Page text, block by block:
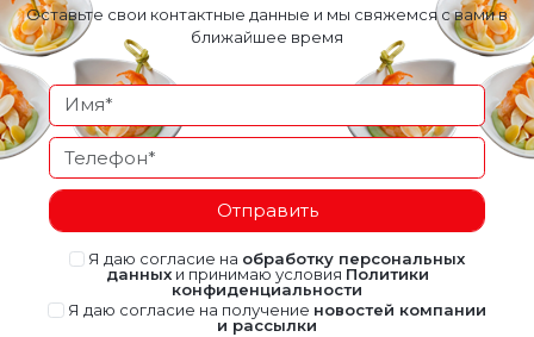
Оставьте свои контактные данные и мы свяжемся с вами в
ближайшее время
Отправить
Я даю согласие на обработку персональных
данныхи принимаю условия Политики
конфиденциальности
Я даю согласие на получение новостей компании
и рассылки